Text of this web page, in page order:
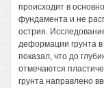
происходит в
фундамента и не
острия.
деформации грунта
показал, что до
отмечаются
грунта направлено